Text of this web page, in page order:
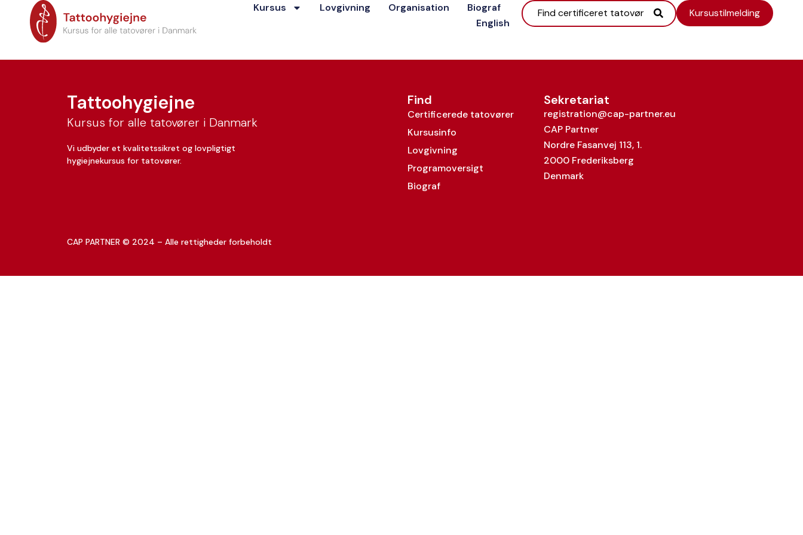
Kursus Lovgivning Organisation
Biograf
English
Find certificeret tatovør Kursustilmelding
Sonja Ahl
Tattoohygiejne
Kursus for alle tatovører i Danmark
Vi udbyder et kvalitetssikret og lovpligtigt
hygiejnekursus for tatovører.
Find
Certificerede tatovører
Kursusinfo
Lovgivning
Programoversigt
Biograf
Sekretariat
registration@cap-partner.eu
CAP Partner
Nordre Fasanvej 113, 1.
2000 Frederiksberg
Denmark
CAP PARTNER © 2024 – Alle rettigheder forbeholdt